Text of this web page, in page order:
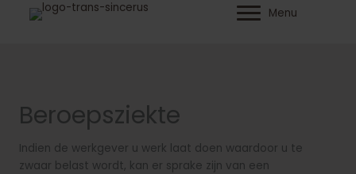
Menu
Beroepsziekte
Indien de werkgever u werk laat doen waardoor u te
zwaar belast wordt, kan er sprake zijn van een